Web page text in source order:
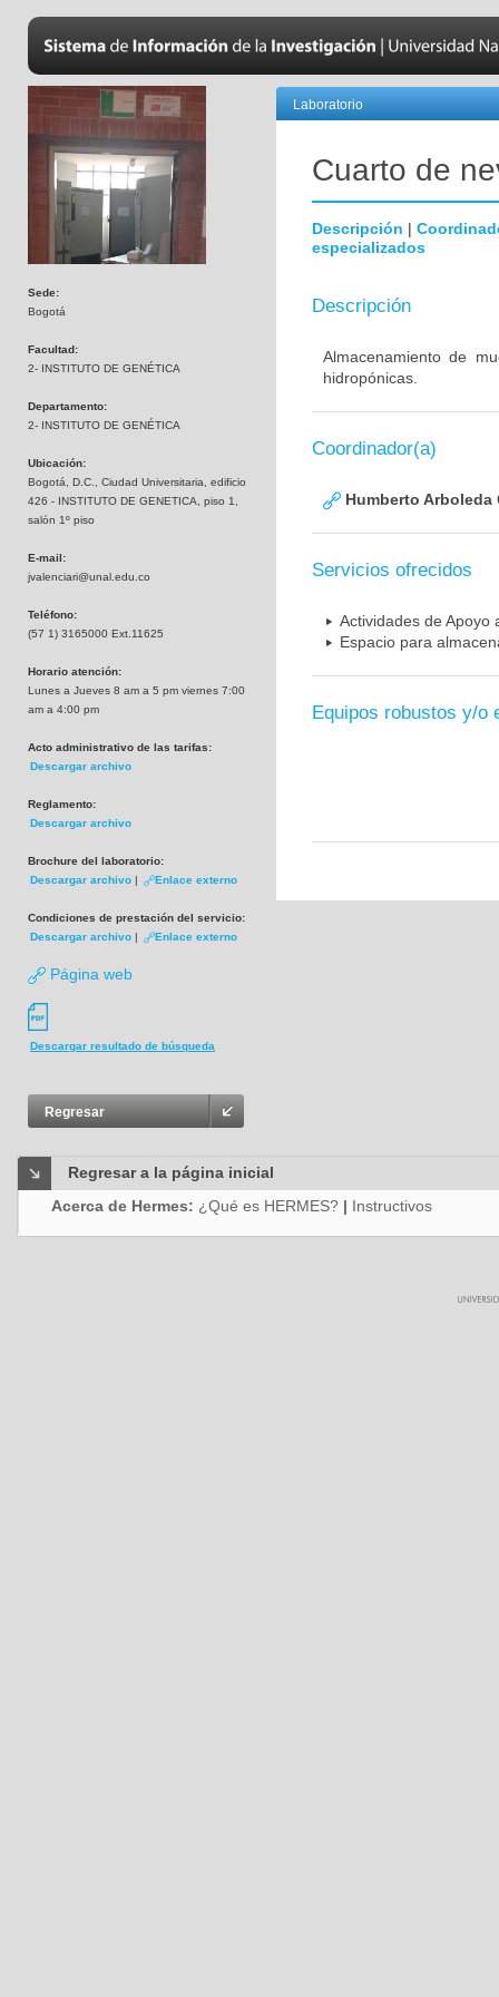
Sede:
Bogotá
Facultad:
2- INSTITUTO DE GENÉTICA
Departamento:
2- INSTITUTO DE GENÉTICA
Ubicación:
Bogotá, D.C., Ciudad Universitaria, edificio
426 - INSTITUTO DE GENETICA, piso 1,
salón 1º piso
E-mail:
jvalenciari@unal.edu.co
Teléfono:
(57 1) 3165000 Ext.11625
Horario atención:
Lunes a Jueves 8 am a 5 pm viernes 7:00
am a 4:00 pm
Acto administrativo de las tarifas:
Descargar archivo
Reglamento:
Descargar archivo
Brochure del laboratorio:
Descargar archivo | Enlace externo
Condiciones de prestación del servicio:
Descargar archivo | Enlace externo
Página web
Descargar resultado de búsqueda
Regresar
Laboratorio
Cuarto de
Descripción |
especializados
Descripción
Almacenamiento de
hidropónicas.
Coordinador(a)
Humberto Arboleda
Servicios ofrecidos
Actividades de Apoyo
Espacio para
Equipos robustos y/o
Regresar a la página inicial
Acerca de Hermes: ¿Qué es HERMES? | Instructivos